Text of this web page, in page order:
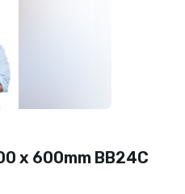
x 600mm BB24C